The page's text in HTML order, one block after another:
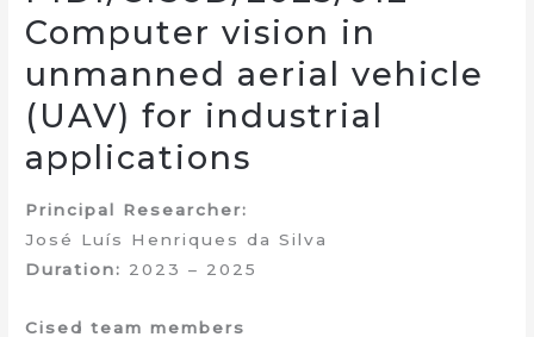
Computer vision in
unmanned aerial vehicle
(UAV) for industrial
applications
Principal Researcher:
José Luís Henriques da Silva
Duration: 2023 – 2025
Cised team members